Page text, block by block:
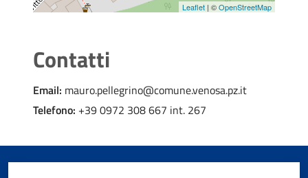
Leaflet | ©OpenStreetMap
Contatti
Email: mauro.pellegrino@comune.venosa.pz.it
Telefono: +39 0972 308 667 int. 267